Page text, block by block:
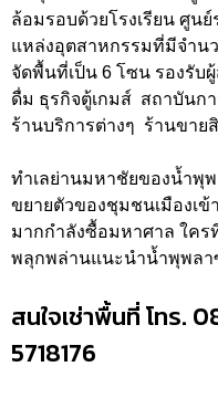
ล้อมรอบด้วยโรงเรียน ศูน
แหล่งอุตสาหกรรมที่มีจำน
จัดพื้นที่เป็น 6 โซน รองรับ
ดื่ม ธุรกิจตู้เกมส์ สถาบันก
ร้านบริการต่างๆ ร้านขา
ทำเลย่านมหาชัยของน้ำพุ
ขยายตัวของชุมชนเมืองเ
มากกำลังซื้อมหาศาล ใคร
พลุกพล่านแนะนำน้ำพุพล
สนใจเช่าพื้นที่ โทร.
5718176